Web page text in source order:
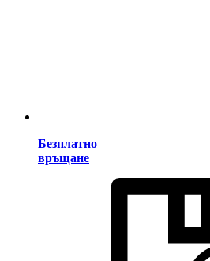
Безплатно
връщане